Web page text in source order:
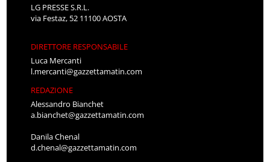
LG PRESSE S.R.L.
via Festaz, 52 11100 AOSTA
DIRETTORE RESPONSABILE
Luca Mercanti
l.mercanti@gazzettamatin.com
REDAZIONE
Alessandro Bianchet
a.bianchet@gazzettamatin.com
Danila Chenal
d.chenal@gazzettamatin.com